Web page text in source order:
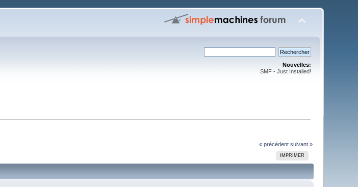
Nouvelles:
SMF - Just Installed!
« précédent suivant »
IMPRIMER